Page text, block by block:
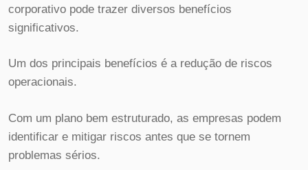
corporativo pode trazer diversos benefícios
significativos.
Um dos principais benefícios é a redução de riscos
operacionais.
Com um plano bem estruturado, as empresas podem
identificar e mitigar riscos antes que se tornem
problemas sérios.